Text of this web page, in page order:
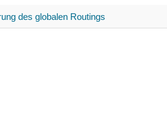
des globalen Routings